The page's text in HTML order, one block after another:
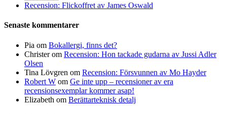
Recension: Flickoffret av James Oswald
Senaste kommentarer
Pia om Bokallergi, finns det?
Christerom Recension: Hon tackade gudarna av Jussi Adler
Olsen
Tina Lövgren om Recension: Försvunnen av Mo Hayder
Robert W om Ge inte upp – recensioner av era
recensionsexemplar kommer asap!
Elizabeth om Berättarteknisk detalj